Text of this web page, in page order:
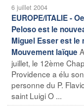
6 juillet 2004
EUROPE/ITALIE -
Peloso est le
Miguel Esser est le
Mouvement laïque
juillet, le 12ème
Providence a élu
personne du P.
saint Luigi O ...